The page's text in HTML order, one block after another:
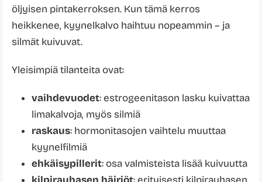
öljyisen pintakerroksen. Kun tämä kerros
heikkenee, kyynelkalvo haihtuu nopeammin – ja
silmät kuivuvat.
Yleisimpiä tilanteita ovat:
vaihdevuodet: estrogeenitason lasku kuivattaa
limakalvoja, myös silmiä
raskaus: hormonitasojen vaihtelu muuttaa
kyynelfilmiä
ehkäisypillerit: osa valmisteista lisää kuivuutta